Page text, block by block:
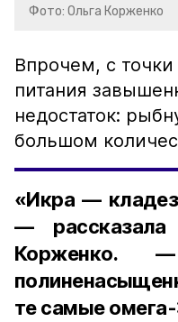
Фото: Ольга Корженко
Впрочем, с точки
питания
недостаток:
большом
«Икра —
— рассказала
Корженко.
те самые